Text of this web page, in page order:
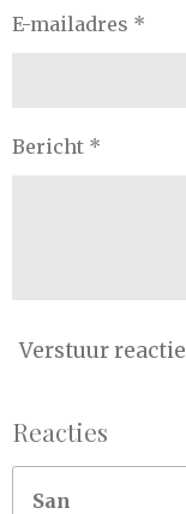
E-mailadres *
Bericht *
Verstuur reactie
Reacties
San